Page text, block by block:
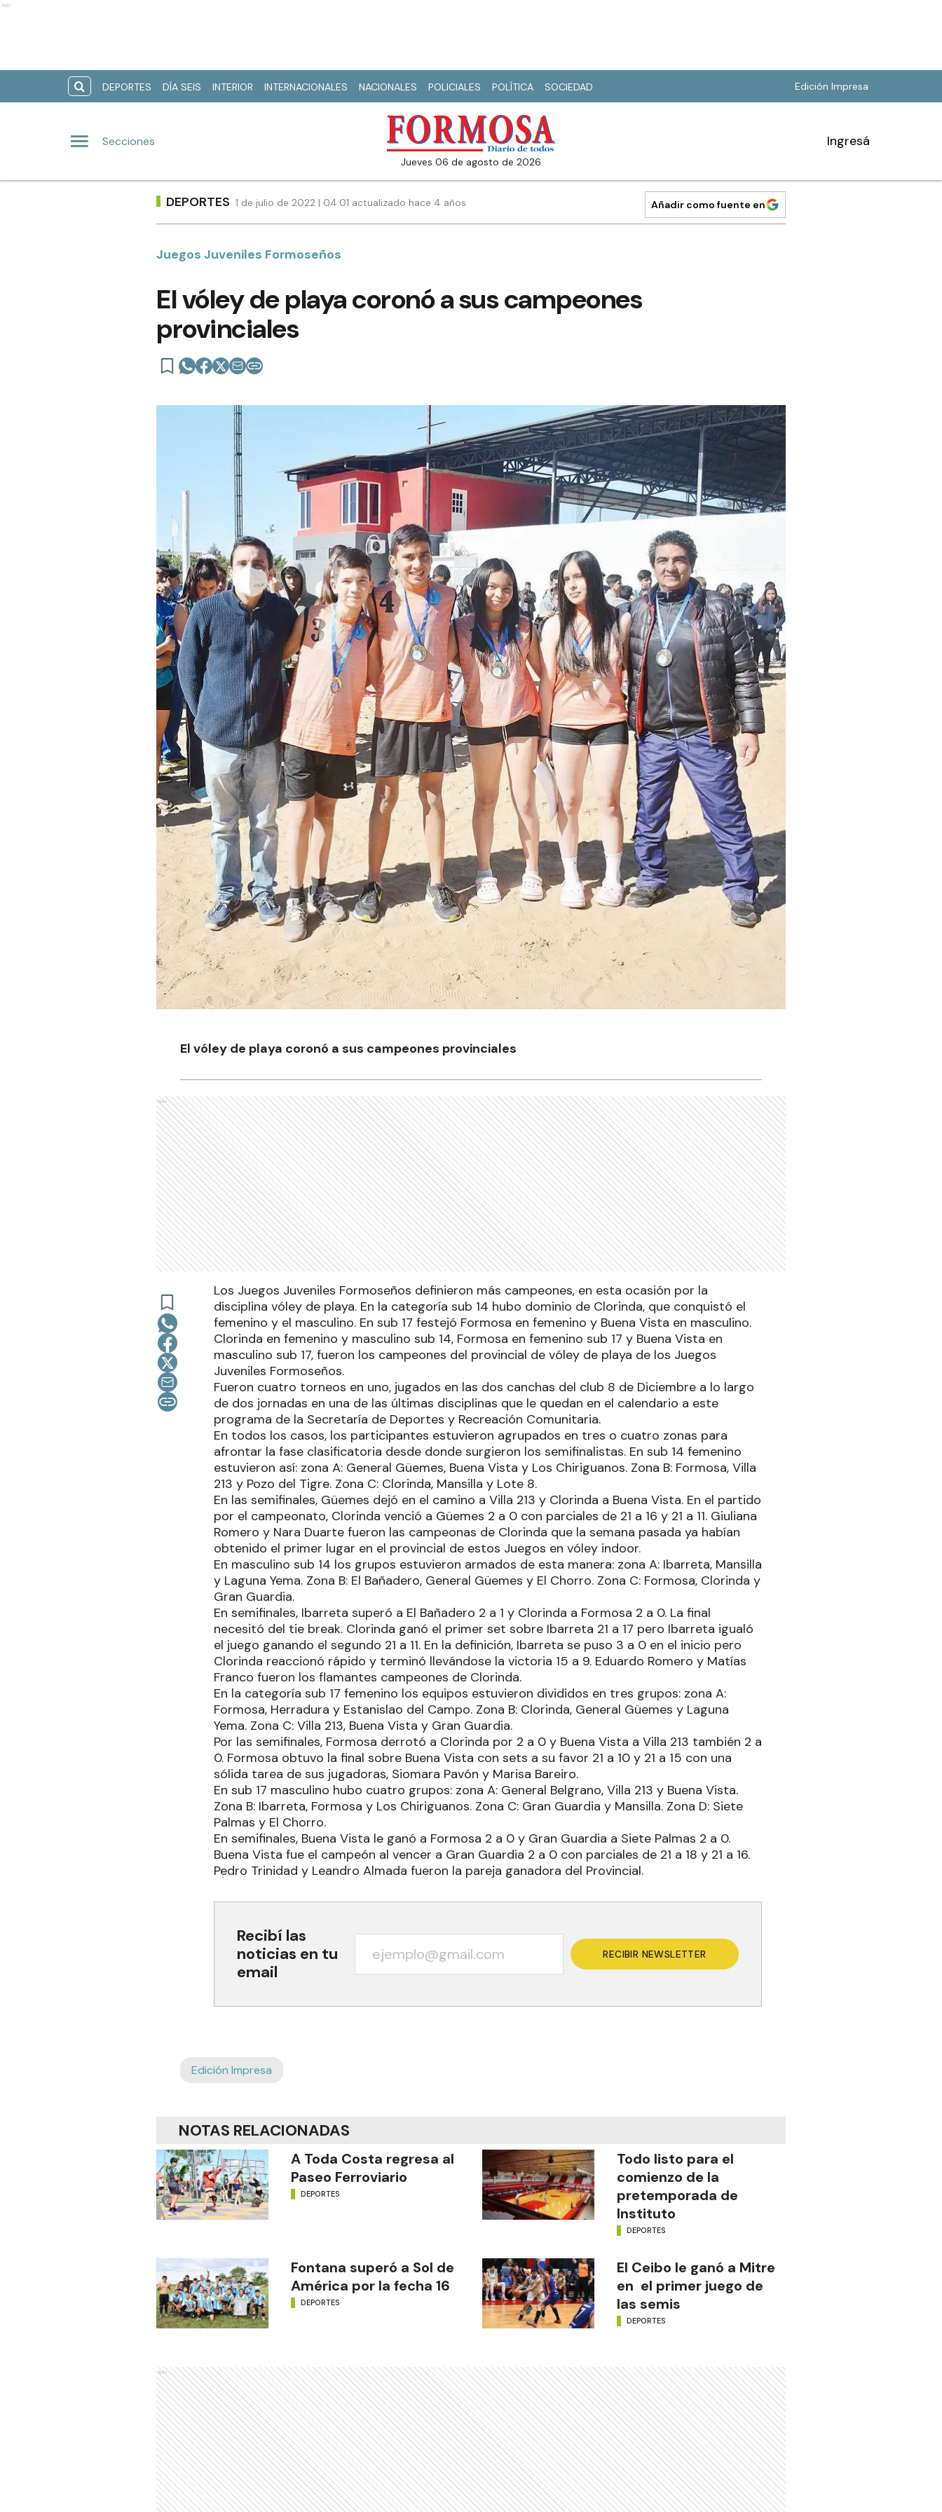
Ads
DEPORTES DÍA SEIS INTERIOR INTERNACIONALES NACIONALES POLICIALES POLÍTICA SOCIEDAD Edición Impresa
Secciones
jueves 06 de agosto de 2026
Ingresá
DEPORTES 1 de julio de 2022 | 04:01 actualizado hace 4 años Añadir como fuente en
Juegos Juveniles Formoseños
El vóley de playa coronó a sus campeones
provinciales
El vóley de playa coronó a sus campeones provinciales
Ads
Los Juegos Juveniles Formoseños definieron más campeones, en esta ocasión por la
disciplina vóley de playa. En la categoría sub 14 hubo dominio de Clorinda, que conquistó el
femenino y el masculino. En sub 17 festejó Formosa en femenino y Buena Vista en masculino.
Clorinda en femenino y masculino sub 14, Formosa en femenino sub 17 y Buena Vista en
masculino sub 17, fueron los campeones del provincial de vóley de playa de los Juegos
Juveniles Formoseños.
Fueron cuatro torneos en uno, jugados en las dos canchas del club 8 de Diciembre a lo largo
de dos jornadas en una de las últimas disciplinas que le quedan en el calendario a este
programa de la Secretaría de Deportes y Recreación Comunitaria.
En todos los casos, los participantes estuvieron agrupados en tres o cuatro zonas para
afrontar la fase clasificatoria desde donde surgieron los semifinalistas. En sub 14 femenino
estuvieron así: zona A: General Güemes, Buena Vista y Los Chiriguanos. Zona B: Formosa, Villa
213 y Pozo del Tigre. Zona C: Clorinda, Mansilla y Lote 8.
En las semifinales, Güemes dejó en el camino a Villa 213 y Clorinda a Buena Vista. En el partido
por el campeonato, Clorinda venció a Güemes 2 a 0 con parciales de 21 a 16 y 21 a 11. Giuliana
Romero y Nara Duarte fueron las campeonas de Clorinda que la semana pasada ya habían
obtenido el primer lugar en el provincial de estos Juegos en vóley indoor.
En masculino sub 14 los grupos estuvieron armados de esta manera: zona A: Ibarreta, Mansilla
y Laguna Yema. Zona B: El Bañadero, General Güemes y El Chorro. Zona C: Formosa, Clorinda y
Gran Guardia.
En semifinales, Ibarreta superó a El Bañadero 2 a 1 y Clorinda a Formosa 2 a 0. La final
necesitó del tie break. Clorinda ganó el primer set sobre Ibarreta 21 a 17 pero Ibarreta igualó
el juego ganando el segundo 21 a 11. En la definición, Ibarreta se puso 3 a 0 en el inicio pero
Clorinda reaccionó rápido y terminó llevándose la victoria 15 a 9. Eduardo Romero y Matías
Franco fueron los flamantes campeones de Clorinda.
En la categoría sub 17 femenino los equipos estuvieron divididos en tres grupos: zona A:
Formosa, Herradura y Estanislao del Campo. Zona B: Clorinda, General Güemes y Laguna
Yema. Zona C: Villa 213, Buena Vista y Gran Guardia.
Por las semifinales, Formosa derrotó a Clorinda por 2 a 0 y Buena Vista a Villa 213 también 2 a
0. Formosa obtuvo la final sobre Buena Vista con sets a su favor 21 a 10 y 21 a 15 con una
sólida tarea de sus jugadoras, Siomara Pavón y Marisa Bareiro.
En sub 17 masculino hubo cuatro grupos: zona A: General Belgrano, Villa 213 y Buena Vista.
Zona B: Ibarreta, Formosa y Los Chiriguanos. Zona C: Gran Guardia y Mansilla. Zona D: Siete
Palmas y El Chorro.
En semifinales, Buena Vista le ganó a Formosa 2 a 0 y Gran Guardia a Siete Palmas 2 a 0.
Buena Vista fue el campeón al vencer a Gran Guardia 2 a 0 con parciales de 21 a 18 y 21 a 16.
Pedro Trinidad y Leandro Almada fueron la pareja ganadora del Provincial.
Recibí las
noticias en tu
email
RECIBIR NEWSLETTER
Edición Impresa
NOTAS RELACIONADAS
A Toda Costa regresa al
Paseo Ferroviario
DEPORTES
Todo listo para el
comienzo de la
pretemporada de
Instituto
DEPORTES
Fontana superó a Sol de
América por la fecha 16
DEPORTES
El Ceibo le ganó a Mitre
en el primer juego de
las semis
DEPORTES
Ads